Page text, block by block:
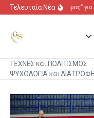
Μετάβαση στο περιεχόμενο
Τελευταία Νέα“Πόλεμος”
ΤΕΧΝΕΣ και ΠΟΛΙΤΙΣΜΟΣ
ΨΥΧΟΛΟΓΙΑ και ΔΙΑΤΡΟΦΗ